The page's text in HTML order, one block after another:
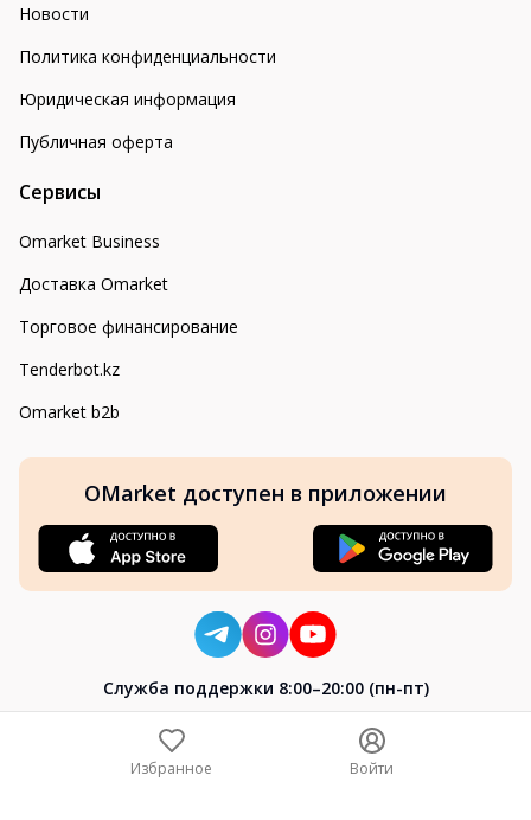
Новости
Политика конфиденциальности
Юридическая информация
Публичная оферта
Сервисы
Omarket Business
Доставка Omarket
Торговое финансирование
Tenderbot.kz
Omarket b2b
OMarket доступен в приложении
Cлужба поддержки 8:00–20:00 (пн-пт)
Избранное Войти